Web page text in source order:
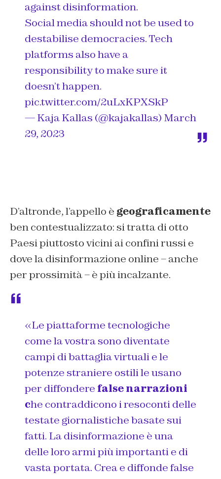
against disinformation.
Social media should not be used to
destabilise democracies. Tech
platforms also have a
responsibility to make sure it
doesn’t happen.
pic.twitter.com/2uLxKPXSkP
— Kaja Kallas (@kajakallas) March
29, 2023
D’altronde, l’appello è geograficamente
ben contestualizzato: si tratta di otto
Paesi piuttosto vicini ai confini russi e
dove la disinformazione online – anche
per prossimità – è più incalzante.
«Le piattaforme tecnologiche
come la vostra sono diventate
campi di battaglia virtuali e le
potenze straniere ostili le usano
per diffondere false narrazioni
che contraddicono i resoconti delle
testate giornalistiche basate sui
fatti. La disinformazione è una
delle loro armi più importanti e di
vasta portata. Crea e diffonde false